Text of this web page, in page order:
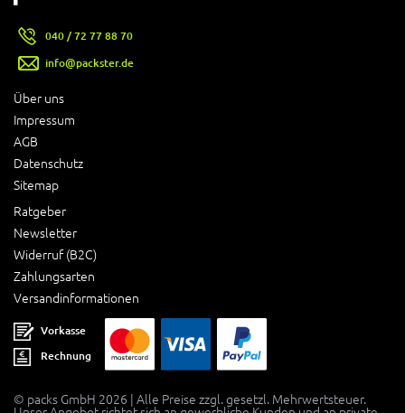
Über uns
Impressum
AGB
Datenschutz
Sitemap
Ratgeber
Newsletter
Widerruf (B2C)
Zahlungsarten
Versandinformationen
040 / 72 77 88 70
info@packster.de
Vorkasse
Rechnung
© packs GmbH 2026 | Alle Preise zzgl. gesetzl. Mehrwertsteuer.